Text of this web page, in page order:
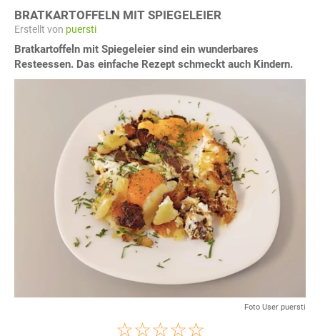
BRATKARTOFFELN MIT SPIEGELEIER
Erstellt von puersti
Bratkartoffeln mit Spiegeleier sind ein wunderbares
Resteessen. Das einfache Rezept schmeckt auch Kindern.
Foto User puersti